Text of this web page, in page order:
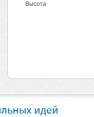
Высота
идей